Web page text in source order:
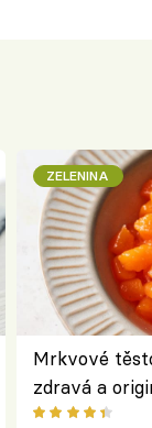
ZELENINA
Mrkvové
zdravá a
klasiky